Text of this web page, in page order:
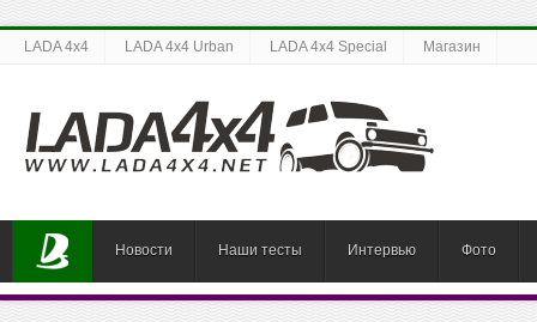
LADA 4x4 LADA 4x4 Urban LADA 4x4 Special Магазин
Новости Наши тесты Интервью Фото